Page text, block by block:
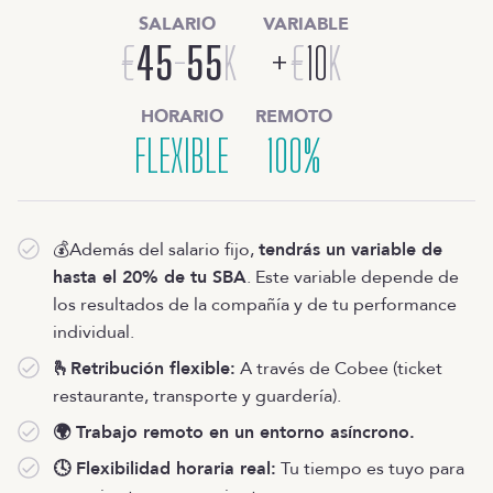
SALARIO
€45-55K
VARIABLE
+€10K
HORARIO
FLEXIBLE
REMOTO
100%
💰Además del salario fijo,tendrás un variable de
hasta el 20% de tu SBA. Este variable depende de
los resultados de la compañía y de tu performance
individual.
🫰Retribución flexible: A través de Cobee (ticket
restaurante, transporte y guardería).
🌍 Trabajo remoto en un entorno asíncrono.
🕓 Flexibilidad horaria real: Tu tiempo es tuyo para
Jose Martín
SCOUT
TALENTO
Ofertas en Telegram
Ofertas
Brújula salarial
Guía de roles
Servicios
Calculadora salarial ofertas
HR as a Service
Manfred Daily
Newsletter